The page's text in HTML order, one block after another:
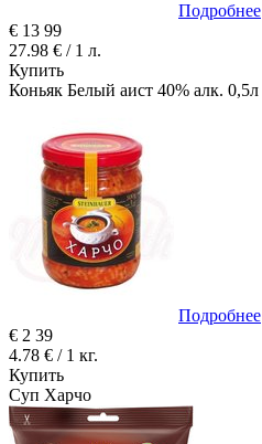
Подробнее
€ 13 99
27.98 € / 1 л.
Купить
Коньяк Белый аист 40% алк. 0,5л
Подробнее
€ 2 39
4.78 € / 1 кг.
Купить
Суп Харчо